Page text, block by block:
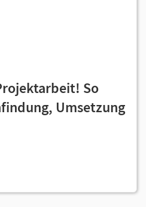
So
Umsetzung